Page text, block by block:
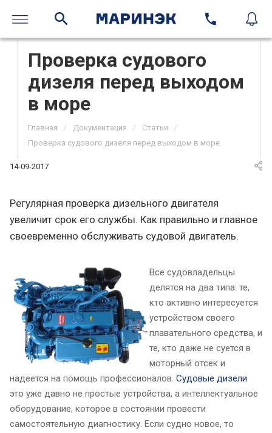
Проверка судового
дизеля перед выходом
в море
Главная / Документация / Статьи /
Проверка судового дизеля перед выходом в море
14-09-2017
Регулярная проверка дизельного двигателя
увеличит срок его службы. Как правильно и главное
своевременно обслуживать судовой двигатель.
Все судовладельцы
делятся на два типа: те,
кто активно интересуется
устройством своего
плавательного средства, и
те, кто даже не суется в
моторный отсек и
надеется на помощь профессионалов. Судовые дизели
это уже давно не простые устройства, а интеллектуальное
оборудование, которое в состоянии провести
самостоятельную диагностику. Если судно новое, то